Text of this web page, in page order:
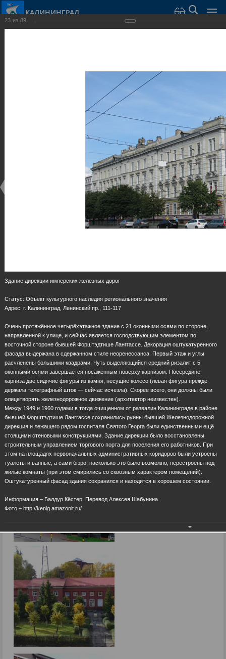
КАЛИНИНГРАД
Достопримечательности
Общественные здания и сооружения
23 из 89
Здание дирекции имперских железных дорог
Статус: Объект культурного наследия регионального значения
Адрес: г. Калининград, Ленинский пр., 111-117
Очень протяжённое четырёхэтажное здание с 21 оконными осями по стороне,
направленной к улице, и сейчас является господствующим элементом по
восточной стороне бывшей Форштэдтише Ланггассе. Декорация оштукатуренного
фасада выдержана в сдержанном стиле неоренессанса. Первый этаж и углы
расчленены большими квадрами. Чуть выделяющийся средний ризалит с 5
оконными осями завершается посаженным поверху карнизом. Посередине
карниза две сидячие фигуры из камня, несущие колесо (левая фигура прежде
держала телеграфный шток — сейчас исчезла). Скорее всего, они должны были
олицетворять железнодорожное движение (архитектор неизвестен).
Между 1949 и 1960 годами в тогда очищенном от развалин Калининграде в районе
бывшей Форштэдтише Ланггассе сохранились руины бывшей Железнодорожной
дирекция и лежащего рядом госпиталя Святого Георга были единственными ещё
стоящими стеновыми конструкциями. Здание дирекции было восстановлены
строительным управлением торгового порта для поселения его работников. При
этом на площадях первоначальных административных коридоров были устроены
туалеты и ванные, а сами бюро, насколько это было возможно, перестроены под
жилые комнаты (при этом смирились со сквозным характером помещений).
Оштукатуренный фасад здания сохранился и находится в хорошем состоянии.
Информация – Балдур Кёстер. Перевод Алексея Шабунина.
Фото – http://kenig.amazonit.ru/